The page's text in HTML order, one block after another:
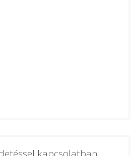
kapcsolatban